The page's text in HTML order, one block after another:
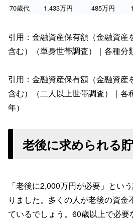
70歳代
1,433万円 485万円
引用：金融資産保有額（金融資産
含む）（単身世帯調査）｜各種分
引用：金融資産保有額（金融資産
含む）（二人以上世帯調査）｜各
年）
老後に求められる
「老後に2,000万円が必要」とい
りました。多くの人が老後の資金
ているでしょう。60歳以上で必要